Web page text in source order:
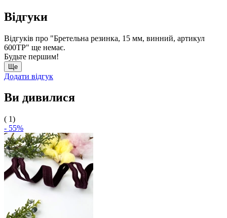
Відгуки
Відгуків про "Бретельна резинка, 15 мм, винний, артикул
600ТР" ще немає.
Будьте першим!
Ще
Додати відгук
Ви дивилися
( 1)
- 55%